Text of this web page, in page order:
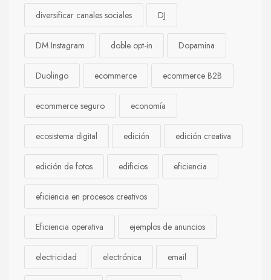
diversificar canales sociales DJ
DM Instagram doble opt-in Dopamina
Duolingo ecommerce ecommerce B2B
ecommerce seguro economía
ecosistema digital edición edición creativa
edición de fotos edificios eficiencia
eficiencia en procesos creativos
Eficiencia operativa ejemplos de anuncios
electricidad electrónica email